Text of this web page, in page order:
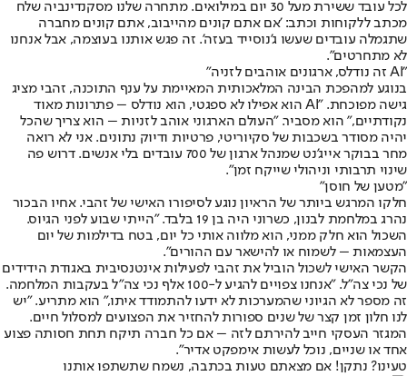
לכל עובד ששירת מעל 30 יום במילואים. מתחרה שלנו מסקנדינביה שלח
מכתב ללקוחות וכתב: 'אם אתם קונים מהייבוב, אתם קונים מחברה
שתגמלה עובדים שעשו ג'נוסייד בעזה'. זה פגש אותנו בעוצמה, אבל אנחנו
לא מתחרטים".
"AI זה נודלס, ארגונים אוהבים לזניה"
בנוגע למהפכת הבינה המלאכותית המאיימת על ענף התוכנה, זהבי מציג
גישה מפוכחת. "AI הוא אפילו לא ספגטי, הוא נודלס – פתרונות מאוד
נקודתיים," הוא מסביר. "העולם הארגוני אוהב לזניות – הוא צריך שהכל
יהיה מסודר בשכבות של סקיוריטי, פרטיות ודיוק נתונים. אני לא רואה
מחר בבוקר אייג'נט שמנהל ארגון של 700 עובדים בלי אנשים. דרוש פה
שינוי תרבותי וניהולי שייקח זמן".
"מטען של חוסן"
חלקו המרגש ביותר של הראיון נוגע לסיפורו האישי של זהבי. אחיו הבכור
נהרג במלחמת לבנון, כשרוני היה בן 19 בלבד. "הייתי שבוע לפני הגיוס.
השכול הוא חלק ממני, הוא מלווה אותי כל יום, בטח בדילמות של יום
העצמאות – לשמוח או להישאר עם ההורים".
הקשר האישי לשכול הוביל את זהבי לפעילות אינטנסיבית באגודת הידידים
של נכי צה"ל. "אנחנו צפויים להגיע ל-100 אלף נכי צה"ל בעקבות המלחמה.
זה מספר לא הגיוני שהמערכות לא ידעו להתמודד איתו," הוא מתריע. "יש
לנו חלון זמן קצר של שנים ספורות להחזיר את הפצועים למסלול חיים.
המגזר העסקי חייב להירתם לזה – אם כל חברה תיקח תחת חסותה פצוע
אחד או שניים, נוכל לעשות אימפקט אדיר".
טעינו? נתקן! אם מצאתם טעות בכתבה, נשמח שתשתפו אותנו